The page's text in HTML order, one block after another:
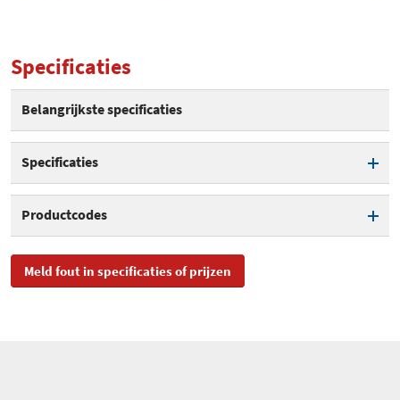
Specificaties
Belangrijkste specificaties
Specificaties
SMS
Antwoordapparaat
Productcodes
SKU A735A QUATTRO
Meld fout in specificaties of prijzen